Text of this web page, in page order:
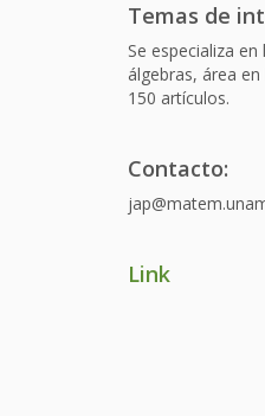
Temas de
Se especializa
álgebras, área
150 artículos.
Contacto:
Link